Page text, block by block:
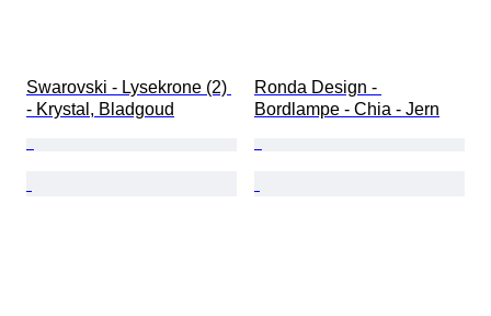
Swarovski - Lysekrone (2)
- Krystal, Bladgoud
Ronda Design -
Bordlampe - Chia - Jern